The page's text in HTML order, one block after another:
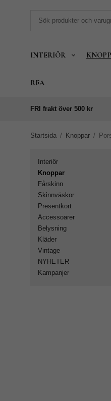
INTERIÖR
REA
FRI frakt över 500 kr
Startsida / Knoppar /
Interiör
Knoppar
Fårskinn
Skinnväskor
Presentkort
Accessoarer
Belysning
Kläder
Vintage
NYHETER
Kampanjer